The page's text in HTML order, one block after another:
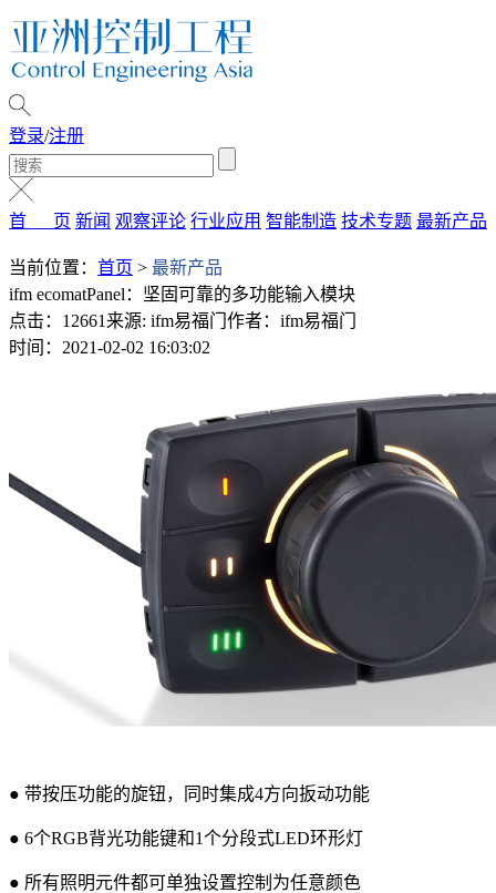
登录/注册
首 页 新闻 观察评论 行业应用 智能制造 技术专题 最新产品
当前位置： 首页 > 最新产品
ifm ecomatPanel：坚固可靠的多功能输入模块
点击：12661 来源: ifm易福门 作者：ifm易福门
时间：2021-02-02 16:03:02
● 带按压功能的旋钮，同时集成4方向扳动功能
● 6个RGB背光功能键和1个分段式LED环形灯
● 所有照明元件都可单独设置控制为任意颜色